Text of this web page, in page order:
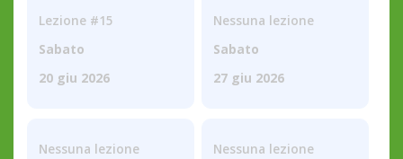
Lezione #15
Sabato
20 giu 2026
Nessuna lezione
Sabato
27 giu 2026
Nessuna lezione
Nessuna lezione